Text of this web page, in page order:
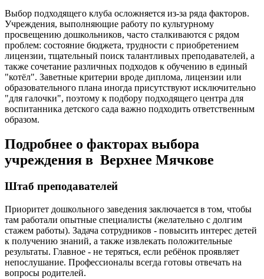
Выбор подходящего клуба осложняется из-за ряда факторов.
Учреждения, выполняющие работу по культурному
просвещению дошкольников, часто сталкиваются с рядом
проблем: состояние бюджета, трудности с приобретением
лицензии, тщательный поиск талантливых преподавателей, а
также сочетание различных подходов к обучению в единый
"котёл". Заветные критерии вроде диплома, лицензии или
образовательного плана иногда присутствуют исключительно
"для галочки", поэтому к подбору подходящего центра для
воспитанника детского сада важно подходить ответственным
образом.
Подробнее о факторах выбора
учреждения в Верхнее Мячкове
Штаб преподавателей
Приоритет дошкольного заведения заключается в том, чтобы
там работали опытные специалисты (желательно с долгим
стажем работы). Задача сотрудников - повысить интерес детей
к получению знаний, а также извлекать положительные
результаты. Главное - не теряться, если ребёнок проявляет
непослушание. Профессионалы всегда готовы отвечать на
вопросы родителей.